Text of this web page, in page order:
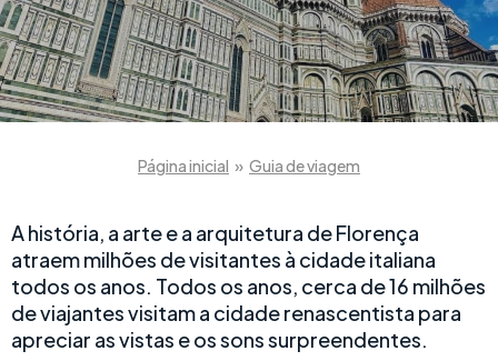
Página inicial » Guia de viagem
A história, a arte e a arquitetura de Florença
atraem milhões de visitantes à cidade italiana
todos os anos. Todos os anos, cerca de 16 milhões
de viajantes visitam a cidade renascentista para
apreciar as vistas e os sons surpreendentes.